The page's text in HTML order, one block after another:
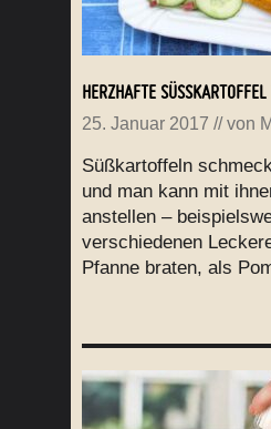
HERZHAFTE SÜSSKARTOFFEL
25. Januar 2017 // von
Süßkartoffeln
und man kann mit
anstellen –
verschiedenen
Pfanne braten, als